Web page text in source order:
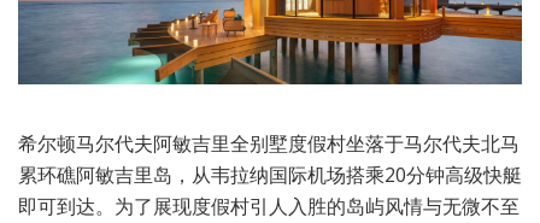
希尔顿马尔代夫阿敏吉里全别墅度假村坐落于马尔代夫北马
累环礁阿敏吉里岛，从韦拉纳国际机场搭乘20分钟高级快艇
即可到达。为了展现度假村引人入胜的岛屿风情与无微不至